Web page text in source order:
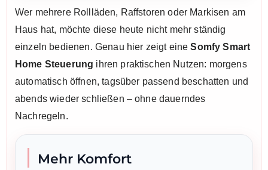
Wer mehrere Rollläden, Raffstoren oder Markisen am
Haus hat, möchte diese heute nicht mehr ständig
einzeln bedienen. Genau hier zeigt eineSomfy Smart
Home Steuerung ihren praktischen Nutzen: morgens
automatisch öffnen, tagsüber passend beschatten und
abends wieder schließen – ohne dauerndes
Nachregeln.
Mehr Komfort